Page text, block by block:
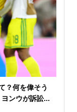
？何を偉そう
ンウが訴訟...